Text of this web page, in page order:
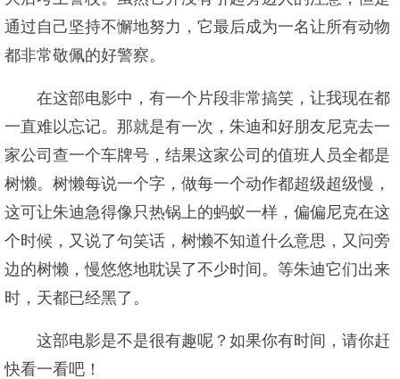
通过自己坚持不懈地努力，它最后成为一名让所有动物
都非常敬佩的好警察。
在这部电影中，有一个片段非常搞笑，让我现在都
一直难以忘记。那就是有一次，朱迪和好朋友尼克去一
家公司查一个车牌号，结果这家公司的值班人员全都是
树懒。树懒每说一个字，做每一个动作都超级超级慢，
这可让朱迪急得像只热锅上的蚂蚁一样，偏偏尼克在这
个时候，又说了句笑话，树懒不知道什么意思，又问旁
边的树懒，慢悠悠地耽误了不少时间。等朱迪它们出来
时，天都已经黑了。
这部电影是不是很有趣呢？如果你有时间，请你赶
快看一看吧！